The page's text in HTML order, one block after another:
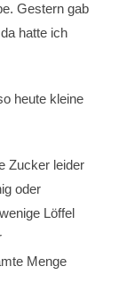
Gestern gab
hatte ich
heute kleine
Zucker leider
oder
Löffel
Menge